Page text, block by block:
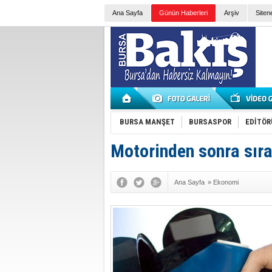
Ana Sayfa Günün Haberleri Arşiv
BURSA MANŞET BURSASPOR
Motorinden sonra
Ana Sayfa » Ekonomi